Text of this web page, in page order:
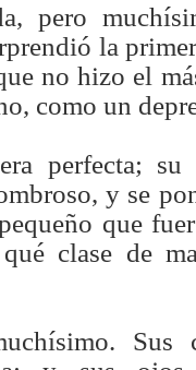
pero
la
no hizo el
como un
perfecta;
y se
que
clase de
Sus